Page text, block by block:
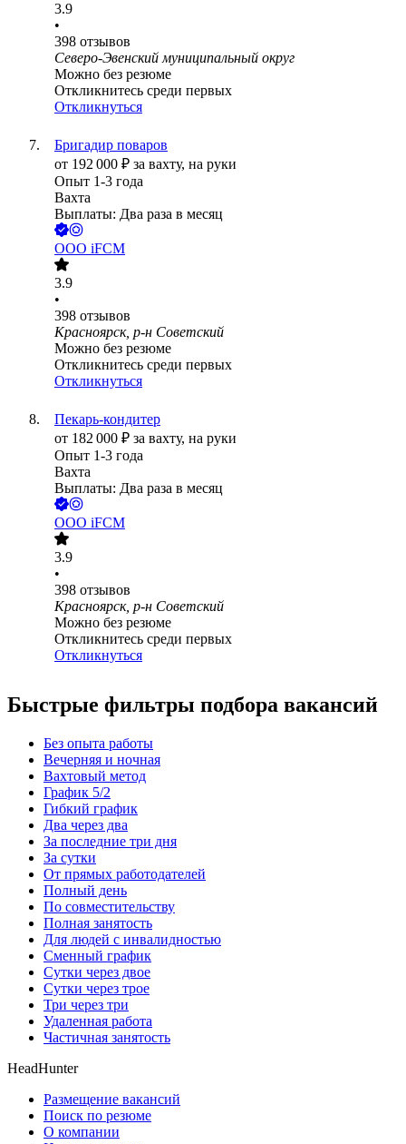
3.9
•
398 отзывов
Северо-Эвенский муниципальный округ
Можно без резюме
Откликнитесь среди первых
Откликнуться
Бригадир поваров
от 192 000 ₽ за вахту, на руки
Опыт 1-3 года
Вахта
Выплаты: Два раза в месяц
ООО iFCM
3.9
•
398 отзывов
Красноярск, р-н Советский
Можно без резюме
Откликнитесь среди первых
Откликнуться
Пекарь-кондитер
от 182 000 ₽ за вахту, на руки
Опыт 1-3 года
Вахта
Выплаты: Два раза в месяц
ООО iFCM
3.9
•
398 отзывов
Красноярск, р-н Советский
Можно без резюме
Откликнитесь среди первых
Откликнуться
Быстрые фильтры подбора вакансий
Без опыта работы
Вечерняя и ночная
Вахтовый метод
График 5/2
Гибкий график
Два через два
За последние три дня
За сутки
От прямых работодателей
Полный день
По совместительству
Полная занятость
Для людей с инвалидностью
Сменный график
Сутки через двое
Сутки через трое
Три через три
Удаленная работа
Частичная занятость
HeadHunter
Размещение вакансий
Поиск по резюме
О компании